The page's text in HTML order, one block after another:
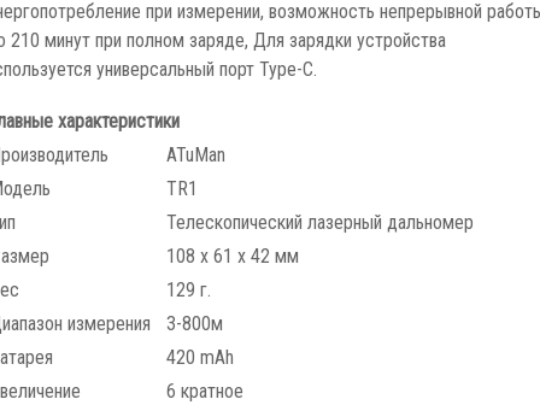
при измерении, возможность непрерывной
210 минут при полном заряде, Для зарядки устройства
универсальный порт Type-C.
характеристики
ATuMan
TR1
Телескопический лазерный дальномер
108 х 61 х 42 мм
129 г.
измерения
3-800м
420 mAh
6 кратное